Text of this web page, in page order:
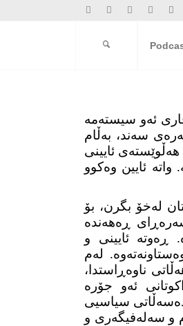
ئەو سیستەمە
سەند، بەڵام
ئایینی
ئایین وەکوو
لەخۆ بگرن، بۆ
ڕەهەندە
ڕەوتە ئایینی و
لەم
ناوەڕاستدا،
ئەو جۆرە
دەسەڵاتی سیاسیی
و سەلەفیگەری و